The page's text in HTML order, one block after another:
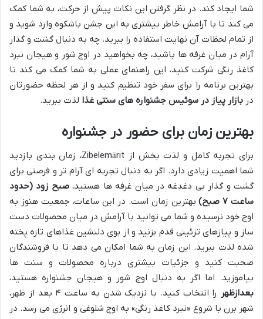
شما ایجاد کند. در نظر گرفتن این نکات پیش از حرکت، به شما کمک
می کند تا با آرامش خاطر بیشتری به این جشن باشکوه وارد شوید و
از تمام لحظات آن نهایت استفاده را ببرید. چه به دنبال گشت و گذار
آرام در میان غرفه ها باشید، چه بخواهید در اوج شور و هیجان نبرد
کاغذ رنگی شرکت کنید، این راهنمای عملی به شما کمک می کند تا
بهترین برنامه را برای سفر خود تنظیم کنید و از هر لحظه حضورتان
در بازار پیاز در سوئیس جشنواره های سنتی غذا لذت ببرید.
بهترین زمان برای حضور در جشنواره
برای تجربه کامل و لذت بخش از Zibelemärit، زمان بندی بازدید
شما اهمیت زیادی دارد. اگر به دنبال تجربه ای آرام تر و فرصتی برای
گشت و گذار بی دغدغه در میان غرفه ها هستید،صبح زود (حدود
ساعت ۷ صبح)
بهترین زمان است. در این ساعات، جمعیت هنوز به
اوج خود نرسیده و شما می توانید با آرامش در میان محصولات دست
ساز و پیازهای تزئینی قدم بزنید و از بوی دلنشین غذاهای تازه پخته
شده لذت ببرید. این زمان به شما امکان می دهد تا با فروشندگان
صحبت کنید و جزئیات بیشتری درباره محصولات و سنت ها
بیاموزید. اما اگر به دنبال اوج شور و هیجان جشنواره هستید،
بعدازظهر
را انتخاب کنید. با نزدیک شدن به ساعت ۴ بعد از ظهر،
شهر برن با شروع «نبرد کاغذ رنگی» به اوج شلوغی و انرژی می رسد. در